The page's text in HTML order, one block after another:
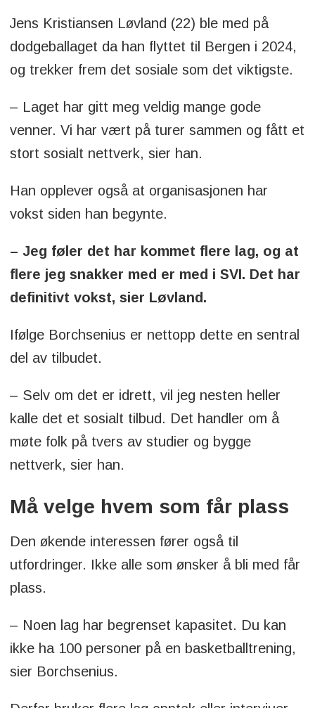
Jens Kristiansen Løvland (22) ble med på
dodgeballaget da han flyttet til Bergen i 2024,
og trekker frem det sosiale som det viktigste.
– Laget har gitt meg veldig mange gode
venner. Vi har vært på turer sammen og fått et
stort sosialt nettverk, sier han.
Han opplever også at organisasjonen har
vokst siden han begynte.
– Jeg føler det har kommet flere lag, og at
flere jeg snakker med er med i SVI. Det har
definitivt vokst, sier Løvland.
Ifølge Borchsenius er nettopp dette en sentral
del av tilbudet.
– Selv om det er idrett, vil jeg nesten heller
kalle det et sosialt tilbud. Det handler om å
møte folk på tvers av studier og bygge
nettverk, sier han.
Må velge hvem som får plass
Den økende interessen fører også til
utfordringer. Ikke alle som ønsker å bli med får
plass.
– Noen lag har begrenset kapasitet. Du kan
ikke ha 100 personer på en basketballtrening,
sier Borchsenius.